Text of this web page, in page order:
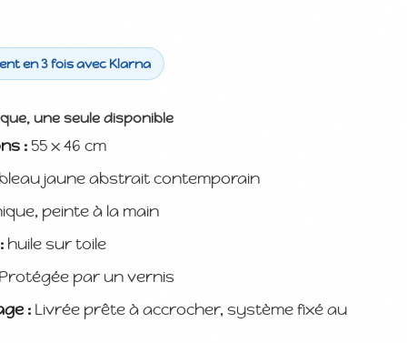
en 3 fois avec Klarna
une seule disponible
:55 x 46 cm
jaune abstrait contemporain
peinte à la main
huile sur toile
par un vernis
:Livrée prête à accrocher, système fixé au